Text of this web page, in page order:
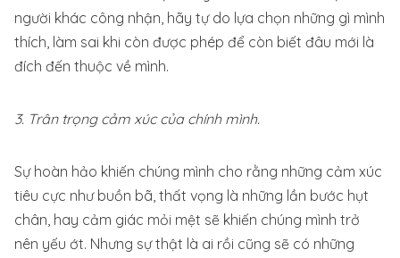
người khác công nhận, hãy tự do lựa chọn những gì mình
thích, làm sai khi còn được phép để còn biết đâu mới là
đích đến thuộc về mình.
3. Trân trọng cảm xúc của chính mình.
Sự hoàn hảo khiến chúng mình cho rằng những cảm xúc
tiêu cực như buồn bã, thất vọng là những lần bước hụt
chân, hay cảm giác mỏi mệt sẽ khiến chúng mình trở
nên yếu ớt. Nhưng sự thật là ai rồi cũng sẽ có những